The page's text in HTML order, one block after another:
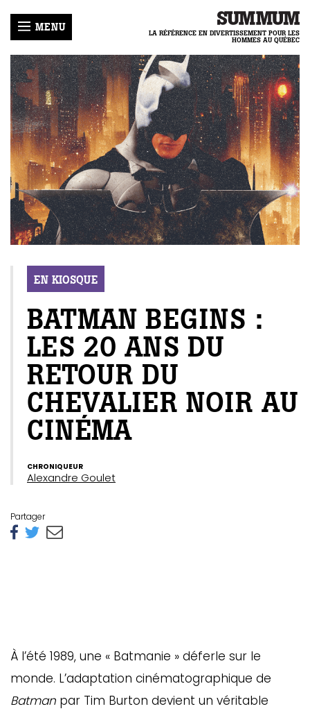
MENU
LA RÉFÉRENCE EN DIVERTISSEMENT POUR LES
HOMMES AU QUÉBEC
EN KIOSQUE
BATMAN BEGINS :
LES 20 ANS DU
RETOUR DU
CHEVALIER NOIR AU
CINÉMA
CHRONIQUEUR
Alexandre Goulet
Partager
À l’été 1989, une « Batmanie » déferle sur le
monde. L’adaptation cinématographique de
Batman par Tim Burton devient un véritable